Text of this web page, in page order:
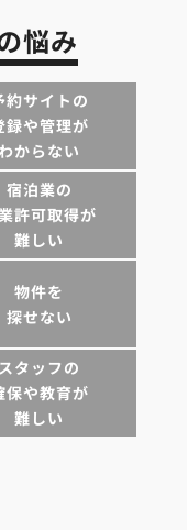
悩み
約サイトの
録や管理が
わからない
宿泊業の
許可取得が
難しい
物件を
探せない
スタッフの
保や教育が
難しい